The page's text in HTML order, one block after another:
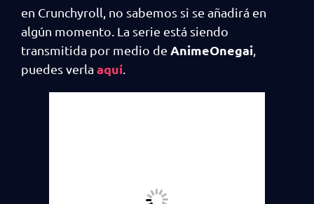
en Crunchyroll, no sabemos si se añadirá en
algún momento. La serie está siendo
transmitida por medio de AnimeOnegai
puedes verla aquí